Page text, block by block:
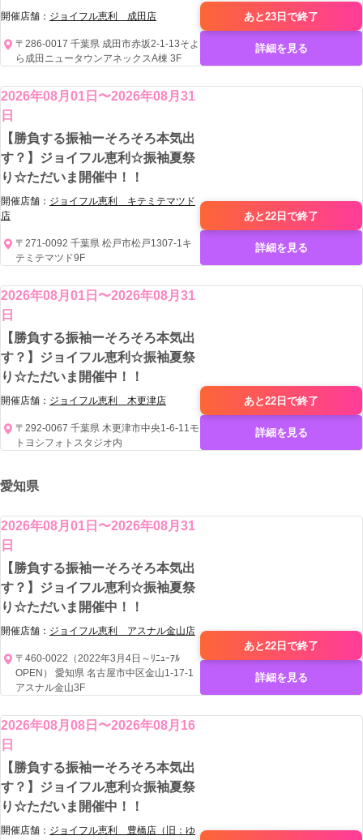
開催店舗： ジョイフル恵利 成田店
〒286-0017 千葉県 成田市赤坂2-1-13そよ
ら成田ニュータウンアネックスA棟 3F
あと23日で終了
詳細を見る
2026年08月01日〜2026年08月31
日
【勝負する振袖ーそろそろ本気出
す？】ジョイフル恵利☆振袖夏祭
り☆ただいま開催中！！
開催店舗： ジョイフル恵利 キテミテマツド
店
〒271-0092 千葉県 松戸市松戸1307-1キ
テミテマツド9F
あと22日で終了
詳細を見る
2026年08月01日〜2026年08月31
日
【勝負する振袖ーそろそろ本気出
す？】ジョイフル恵利☆振袖夏祭
り☆ただいま開催中！！
開催店舗： ジョイフル恵利 木更津店
〒292-0067 千葉県 木更津市中央1-6-11モ
トヨシフォトスタジオ内
あと22日で終了
詳細を見る
愛知県
2026年08月01日〜2026年08月31
日
【勝負する振袖ーそろそろ本気出
す？】ジョイフル恵利☆振袖夏祭
り☆ただいま開催中！！
開催店舗： ジョイフル恵利 アスナル金山店
〒460-0022（2022年3月4日～ﾘﾆｭｰｱﾙ
OPEN） 愛知県 名古屋市中区金山1-17-1
アスナル金山3F
あと22日で終了
詳細を見る
2026年08月08日〜2026年08月16
日
【勝負する振袖ーそろそろ本気出
す？】ジョイフル恵利☆振袖夏祭
り☆ただいま開催中！！
開催店舗： ジョイフル恵利 豊橋店（旧：ゆ